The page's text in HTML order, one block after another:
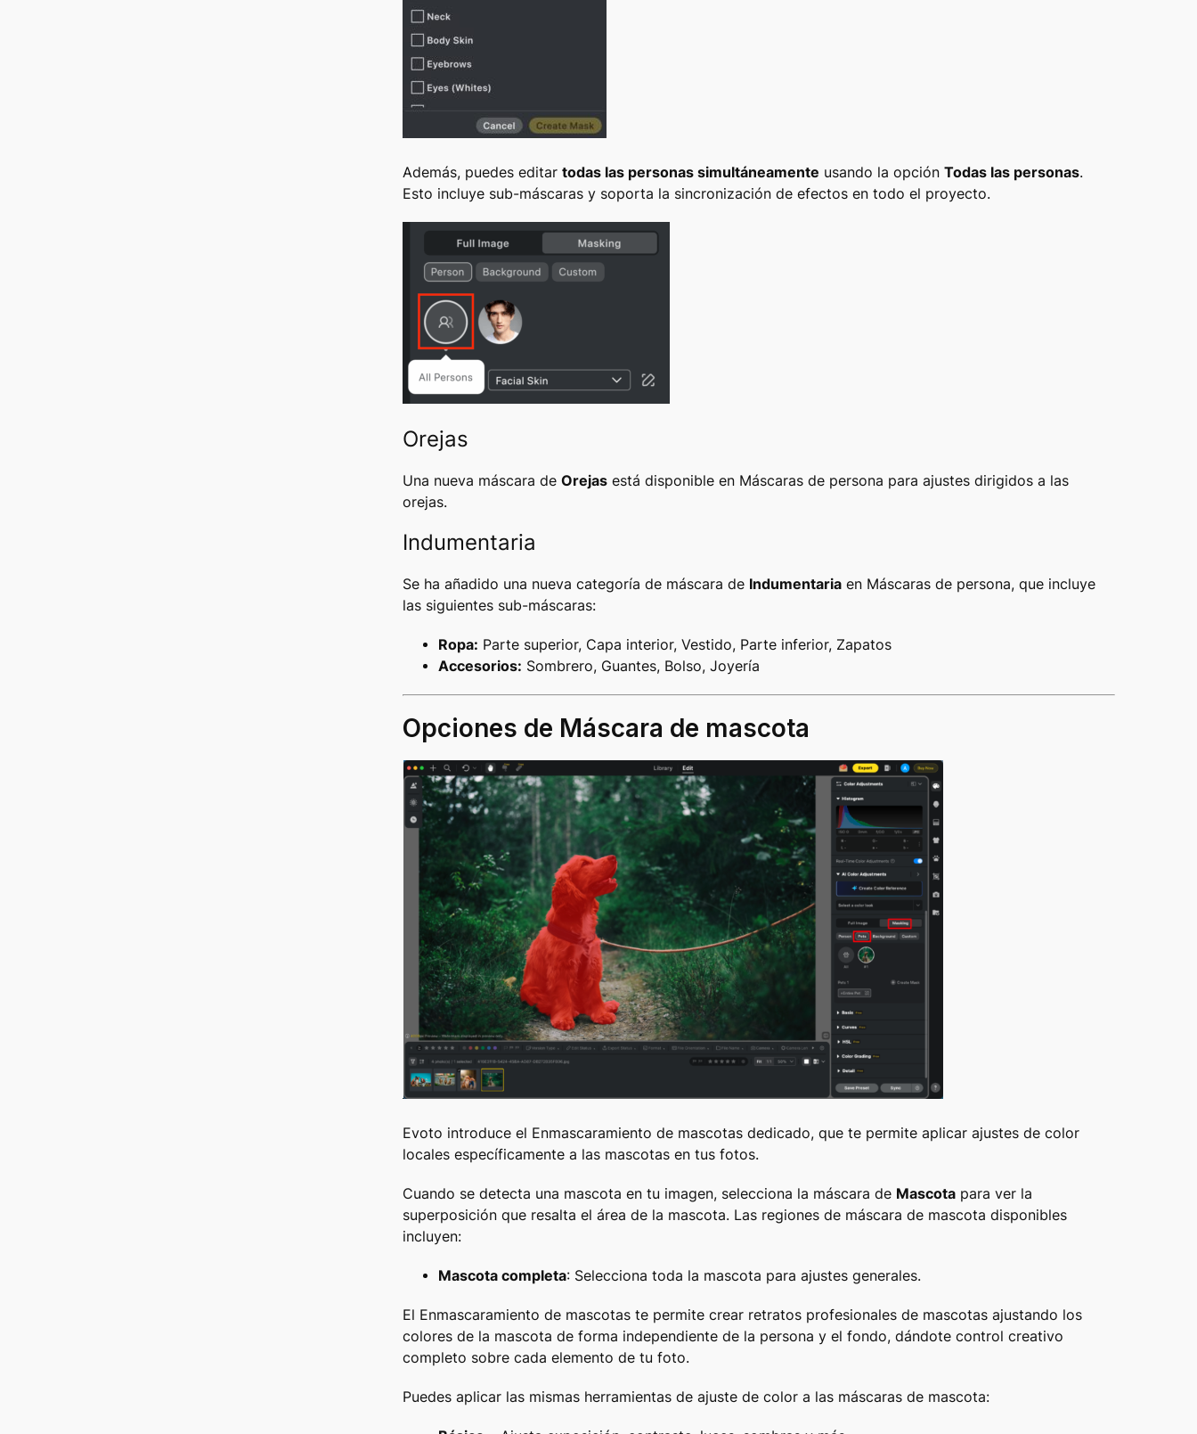
Además, puedes editar todas las personas simultáneamente usando la opción Todas las personas.
Esto incluye sub-máscaras y soporta la sincronización de efectos en todo el proyecto.
Orejas
Una nueva máscara de Orejas está disponible en Máscaras de persona para ajustes dirigidos a las
orejas.
Indumentaria
Se ha añadido una nueva categoría de máscara de Indumentaria en Máscaras de persona, que incluye
las siguientes sub-máscaras:
Ropa: Parte superior, Capa interior, Vestido, Parte inferior, Zapatos
Accesorios: Sombrero, Guantes, Bolso, Joyería
Opciones de Máscara de mascota
Evoto introduce el Enmascaramiento de mascotas dedicado, que te permite aplicar ajustes de color
locales específicamente a las mascotas en tus fotos.
Cuando se detecta una mascota en tu imagen, selecciona la máscara de Mascota para ver la
superposición que resalta el área de la mascota. Las regiones de máscara de mascota disponibles
incluyen:
Mascota completa: Selecciona toda la mascota para ajustes generales.
El Enmascaramiento de mascotas te permite crear retratos profesionales de mascotas ajustando los
colores de la mascota de forma independiente de la persona y el fondo, dándote control creativo
completo sobre cada elemento de tu foto.
Puedes aplicar las mismas herramientas de ajuste de color a las máscaras de mascota: